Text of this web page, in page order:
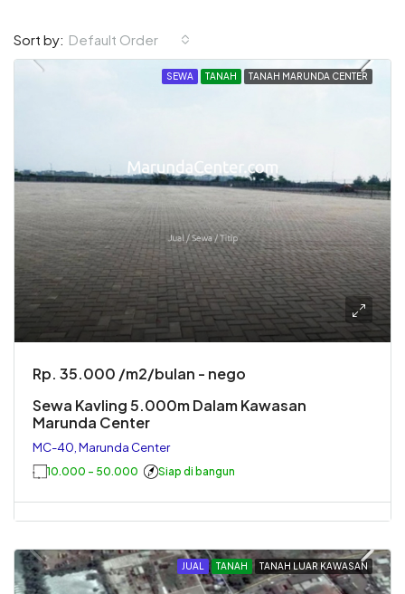
Sort by: Default Order
SEWA TANAH TANAH MARUNDA CENTER
Rp. 35.000 /m2/bulan - nego
Sewa Kavling 5.000m Dalam Kawasan
Marunda Center
MC-40, Marunda Center
10.000 - 50.000 Siap di bangun
JUAL TANAH TANAH LUAR KAWASAN